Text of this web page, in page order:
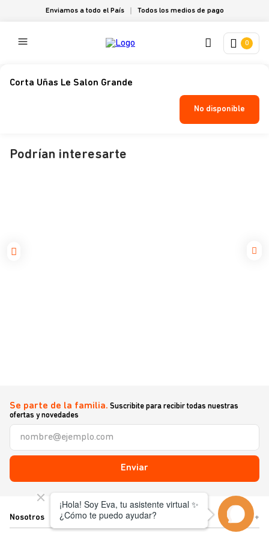
Enviamos a todo el País Todos los medios de pago
0
Corta Uñas Le Salon Grande
No disponible
Podrían interesarte
Se parte de la familia. Suscribite para recibir todas nuestras
ofertas y novedades
Enviar
Nosotros +